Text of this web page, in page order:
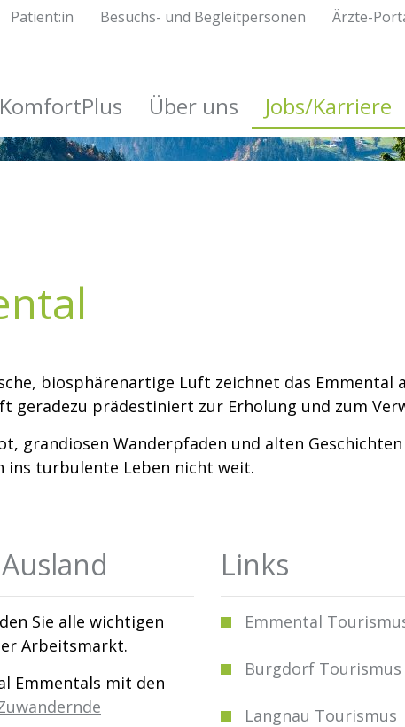
Ärzte-
Besuchs- und Begleitpersonen
Patient:in
KomfortPlus Über uns Jobs/Karriere
biosphärenartige Luft zeichnet das Emmental
geradezu prädestiniert zur Erholung und zum
grandiosen Wanderpfaden und alten
ins turbulente Leben nicht weit.
Sie alle wichtigen
Arbeitsmarkt.
Emmentals mit den
Links
Emmental
Burgdorf Tourismus
Langnau Tourismus